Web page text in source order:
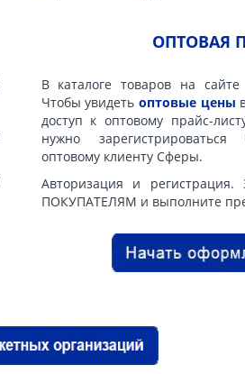
ОПТОВАЯ
В каталоге товаров на
Чтобы увидеть оптовые цены
доступ к оптовому прайс-
нужно
оптовому клиенту Сферы.
Авторизация и
ПОКУПАТЕЛЯМ и выполните